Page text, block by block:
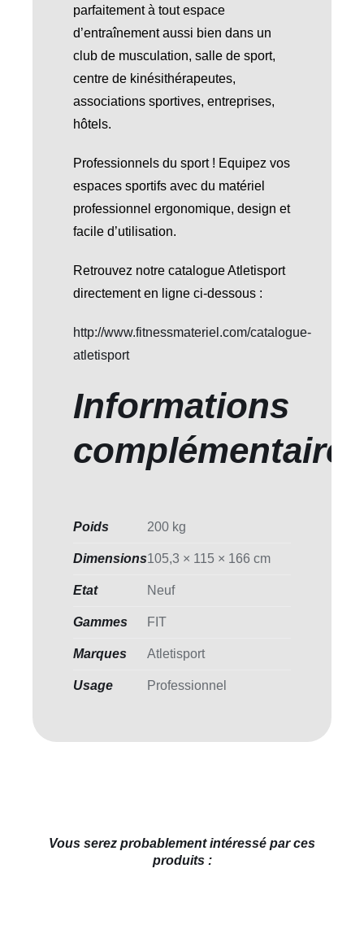
parfaitement à tout espace
d’entraînement aussi bien dans un
club de musculation, salle de sport,
centre de kinésithérapeutes,
associations sportives, entreprises,
hôtels.
Professionnels du sport ! Equipez vos
espaces sportifs avec du matériel
professionnel ergonomique, design et
facile d’utilisation.
Retrouvez notre catalogue Atletisport
directement en ligne ci-dessous :
http://www.fitnessmateriel.com/catalogue-
atletisport
Informations
complémentaires
Poids 200 kg
Dimensions105,3 × 115 × 166 cm
Etat Neuf
Gammes FIT
Marques Atletisport
Usage Professionnel
Vous serez probablement intéressé par ces
produits :